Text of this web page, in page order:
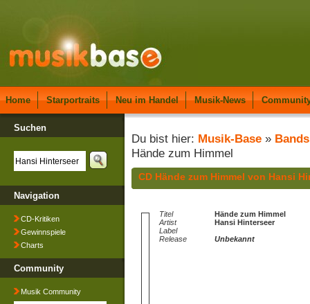
Home Starportraits Neu im Handel Musik-News
Suchen
Navigation
CD-Kritiken
Gewinnspiele
Charts
Community
Musik Community
Du bist hier: Musik-Base » Bands
Hände zum Himmel
CD Hände zum Himmel von Hansi
Titel
Hände zum Himmel
Artist
Hansi Hinterseer
Label
Release
Unbekannt